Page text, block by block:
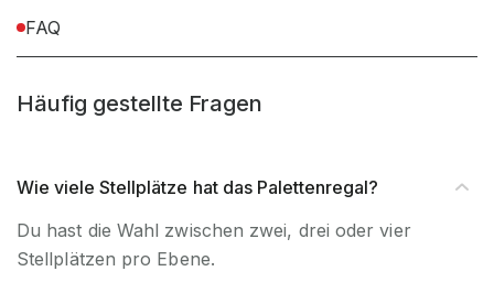
FAQ
Häufig gestellte Fragen
Wie viele Stellplätze hat das Palettenregal?
Du hast die Wahl zwischen zwei, drei oder vier
Stellplätzen pro Ebene.